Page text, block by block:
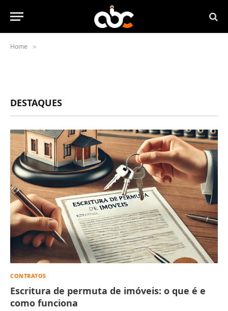
Home »
DESTAQUES
CONTRATOS
Escritura de permuta de imóveis: o que é e
como funciona